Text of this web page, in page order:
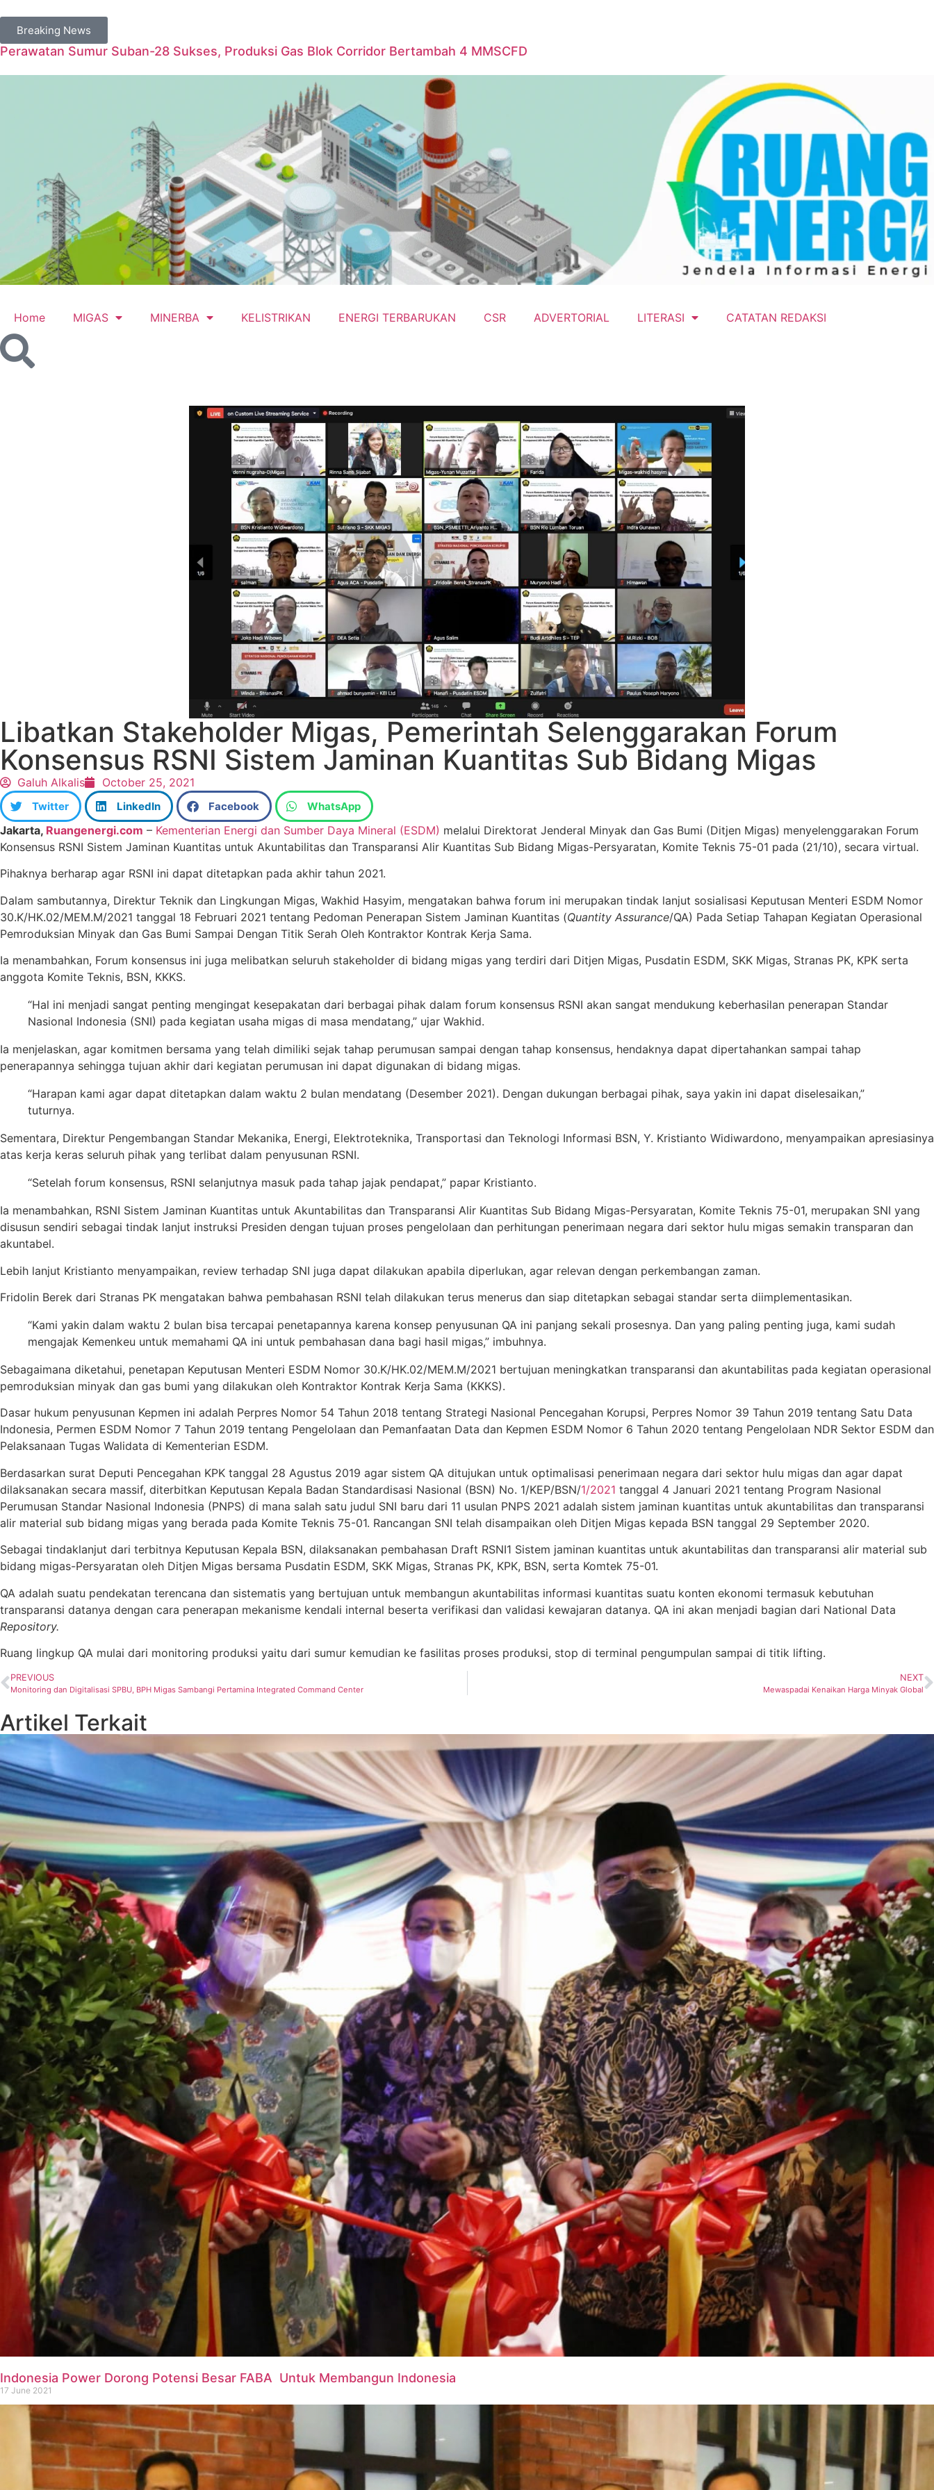
Breaking News
Perawatan Sumur Suban-28 Sukses, Produksi Gas Blok Corridor Bertambah 4 MMSCFD
Home MIGAS MINERBA KELISTRIKAN ENERGI TERBARUKAN CSR ADVERTORIAL LITERASI CATATAN REDAKSI
Libatkan Stakeholder Migas, Pemerintah Selenggarakan Forum
Konsensus RSNI Sistem Jaminan Kuantitas Sub Bidang Migas
Galuh Alkalis October 25, 2021
Twitter LinkedIn Facebook WhatsApp
Jakarta, Ruangenergi.com – Kementerian Energi dan Sumber Daya Mineral (ESDM) melalui Direktorat Jenderal Minyak dan Gas Bumi (Ditjen Migas) menyelenggarakan Forum
Konsensus RSNI Sistem Jaminan Kuantitas untuk Akuntabilitas dan Transparansi Alir Kuantitas Sub Bidang Migas-Persyaratan, Komite Teknis 75-01 pada (21/10), secara virtual.
Pihaknya berharap agar RSNI ini dapat ditetapkan pada akhir tahun 2021.
Dalam sambutannya, Direktur Teknik dan Lingkungan Migas, Wakhid Hasyim, mengatakan bahwa forum ini merupakan tindak lanjut sosialisasi Keputusan Menteri ESDM Nomor
30.K/HK.02/MEM.M/2021 tanggal 18 Februari 2021 tentang Pedoman Penerapan Sistem Jaminan Kuantitas (Quantity Assurance/QA) Pada Setiap Tahapan Kegiatan Operasional
Pemroduksian Minyak dan Gas Bumi Sampai Dengan Titik Serah Oleh Kontraktor Kontrak Kerja Sama.
Ia menambahkan, Forum konsensus ini juga melibatkan seluruh stakeholder di bidang migas yang terdiri dari Ditjen Migas, Pusdatin ESDM, SKK Migas, Stranas PK, KPK serta
anggota Komite Teknis, BSN, KKKS.
“Hal ini menjadi sangat penting mengingat kesepakatan dari berbagai pihak dalam forum konsensus RSNI akan sangat mendukung keberhasilan penerapan Standar
Nasional Indonesia (SNI) pada kegiatan usaha migas di masa mendatang,” ujar Wakhid.
Ia menjelaskan, agar komitmen bersama yang telah dimiliki sejak tahap perumusan sampai dengan tahap konsensus, hendaknya dapat dipertahankan sampai tahap
penerapannya sehingga tujuan akhir dari kegiatan perumusan ini dapat digunakan di bidang migas.
“Harapan kami agar dapat ditetapkan dalam waktu 2 bulan mendatang (Desember 2021). Dengan dukungan berbagai pihak, saya yakin ini dapat diselesaikan,”
tuturnya.
Sementara, Direktur Pengembangan Standar Mekanika, Energi, Elektroteknika, Transportasi dan Teknologi Informasi BSN, Y. Kristianto Widiwardono, menyampaikan apresiasinya
atas kerja keras seluruh pihak yang terlibat dalam penyusunan RSNI.
“Setelah forum konsensus, RSNI selanjutnya masuk pada tahap jajak pendapat,” papar Kristianto.
Ia menambahkan, RSNI Sistem Jaminan Kuantitas untuk Akuntabilitas dan Transparansi Alir Kuantitas Sub Bidang Migas-Persyaratan, Komite Teknis 75-01, merupakan SNI yang
disusun sendiri sebagai tindak lanjut instruksi Presiden dengan tujuan proses pengelolaan dan perhitungan penerimaan negara dari sektor hulu migas semakin transparan dan
akuntabel.
Lebih lanjut Kristianto menyampaikan, review terhadap SNI juga dapat dilakukan apabila diperlukan, agar relevan dengan perkembangan zaman.
Fridolin Berek dari Stranas PK mengatakan bahwa pembahasan RSNI telah dilakukan terus menerus dan siap ditetapkan sebagai standar serta diimplementasikan.
“Kami yakin dalam waktu 2 bulan bisa tercapai penetapannya karena konsep penyusunan QA ini panjang sekali prosesnya. Dan yang paling penting juga, kami sudah
mengajak Kemenkeu untuk memahami QA ini untuk pembahasan dana bagi hasil migas,” imbuhnya.
Sebagaimana diketahui, penetapan Keputusan Menteri ESDM Nomor 30.K/HK.02/MEM.M/2021 bertujuan meningkatkan transparansi dan akuntabilitas pada kegiatan operasional
pemroduksian minyak dan gas bumi yang dilakukan oleh Kontraktor Kontrak Kerja Sama (KKKS).
Dasar hukum penyusunan Kepmen ini adalah Perpres Nomor 54 Tahun 2018 tentang Strategi Nasional Pencegahan Korupsi, Perpres Nomor 39 Tahun 2019 tentang Satu Data
Indonesia, Permen ESDM Nomor 7 Tahun 2019 tentang Pengelolaan dan Pemanfaatan Data dan Kepmen ESDM Nomor 6 Tahun 2020 tentang Pengelolaan NDR Sektor ESDM dan
Pelaksanaan Tugas Walidata di Kementerian ESDM.
Berdasarkan surat Deputi Pencegahan KPK tanggal 28 Agustus 2019 agar sistem QA ditujukan untuk optimalisasi penerimaan negara dari sektor hulu migas dan agar dapat
dilaksanakan secara massif, diterbitkan Keputusan Kepala Badan Standardisasi Nasional (BSN) No. 1/KEP/BSN/1/2021 tanggal 4 Januari 2021 tentang Program Nasional
Perumusan Standar Nasional Indonesia (PNPS) di mana salah satu judul SNI baru dari 11 usulan PNPS 2021 adalah sistem jaminan kuantitas untuk akuntabilitas dan transparansi
alir material sub bidang migas yang berada pada Komite Teknis 75-01. Rancangan SNI telah disampaikan oleh Ditjen Migas kepada BSN tanggal 29 September 2020.
Sebagai tindaklanjut dari terbitnya Keputusan Kepala BSN, dilaksanakan pembahasan Draft RSNI1 Sistem jaminan kuantitas untuk akuntabilitas dan transparansi alir material sub
bidang migas-Persyaratan oleh Ditjen Migas bersama Pusdatin ESDM, SKK Migas, Stranas PK, KPK, BSN, serta Komtek 75-01.
QA adalah suatu pendekatan terencana dan sistematis yang bertujuan untuk membangun akuntabilitas informasi kuantitas suatu konten ekonomi termasuk kebutuhan
transparansi datanya dengan cara penerapan mekanisme kendali internal beserta verifikasi dan validasi kewajaran datanya. QA ini akan menjadi bagian dari National Data
Repository.
Ruang lingkup QA mulai dari monitoring produksi yaitu dari sumur kemudian ke fasilitas proses produksi, stop di terminal pengumpulan sampai di titik lifting.
PREVIOUS
Monitoring dan Digitalisasi SPBU, BPH Migas Sambangi Pertamina Integrated Command Center
NEXT
Mewaspadai Kenaikan Harga Minyak Global
Artikel Terkait
Indonesia Power Dorong Potensi Besar FABA Untuk Membangun Indonesia
17 June 2021